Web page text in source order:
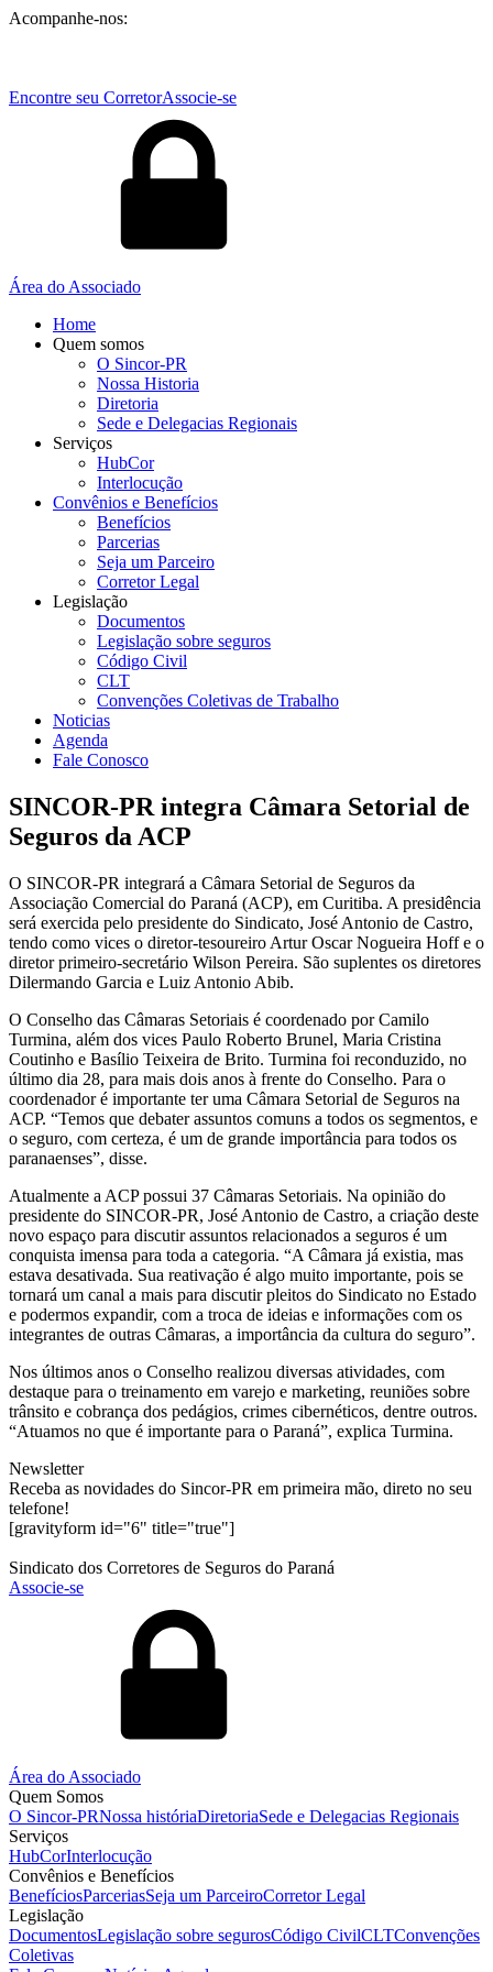
Acompanhe-nos:
Encontre seu CorretorAssocie-se
Área do Associado
Home
Quem somos
O Sincor-PR
Nossa Historia
Diretoria
Sede e Delegacias Regionais
Serviços
HubCor
Interlocução
Convênios e Benefícios
Benefícios
Parcerias
Seja um Parceiro
Corretor Legal
Legislação
Documentos
Legislação sobre seguros
Código Civil
CLT
Convenções Coletivas de Trabalho
Noticias
Agenda
Fale Conosco
SINCOR-PR integra Câmara Setorial de
Seguros da ACP
O SINCOR-PR integrará a Câmara Setorial de Seguros da
Associação Comercial do Paraná (ACP), em Curitiba. A presidência
será exercida pelo presidente do Sindicato, José Antonio de Castro,
tendo como vices o diretor-tesoureiro Artur Oscar Nogueira Hoff e o
diretor primeiro-secretário Wilson Pereira. São suplentes os diretores
Dilermando Garcia e Luiz Antonio Abib.
O Conselho das Câmaras Setoriais é coordenado por Camilo
Turmina, além dos vices Paulo Roberto Brunel, Maria Cristina
Coutinho e Basílio Teixeira de Brito. Turmina foi reconduzido, no
último dia 28, para mais dois anos à frente do Conselho. Para o
coordenador é importante ter uma Câmara Setorial de Seguros na
ACP. “Temos que debater assuntos comuns a todos os segmentos, e
o seguro, com certeza, é um de grande importância para todos os
paranaenses”, disse.
Atualmente a ACP possui 37 Câmaras Setoriais. Na opinião do
presidente do SINCOR-PR, José Antonio de Castro, a criação deste
novo espaço para discutir assuntos relacionados a seguros é um
conquista imensa para toda a categoria. “A Câmara já existia, mas
estava desativada. Sua reativação é algo muito importante, pois se
tornará um canal a mais para discutir pleitos do Sindicato no Estado
e podermos expandir, com a troca de ideias e informações com os
integrantes de outras Câmaras, a importância da cultura do seguro”.
Nos últimos anos o Conselho realizou diversas atividades, com
destaque para o treinamento em varejo e marketing, reuniões sobre
trânsito e cobrança dos pedágios, crimes cibernéticos, dentre outros.
“Atuamos no que é importante para o Paraná”, explica Turmina.
Newsletter
Receba as novidades do Sincor-PR em primeira mão, direto no seu
telefone!
[gravityform id="6" title="true"]
Sindicato dos Corretores de Seguros do Paraná
Associe-se
Área do Associado
Quem Somos
O Sincor-PRNossa históriaDiretoriaSede e Delegacias Regionais
Serviços
HubCorInterlocução
Convênios e Benefícios
BenefíciosParceriasSeja um ParceiroCorretor Legal
Legislação
DocumentosLegislação sobre segurosCódigo CivilCLTConvenções
Coletivas